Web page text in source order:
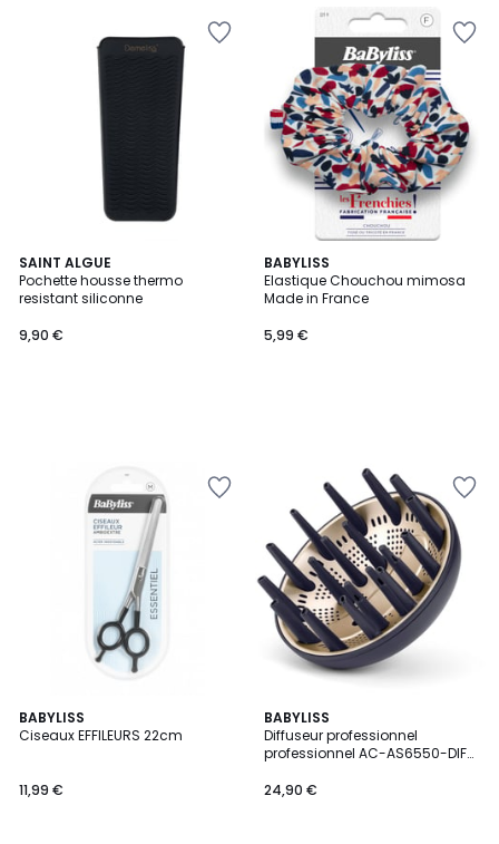
SAINT ALGUE
Pochette housse thermo
resistant siliconne
9,90 €
BABYLISS
Elastique Chouchou mimosa
Made in France
5,99 €
BABYLISS
Ciseaux EFFILEURS 22cm
11,99 €
BABYLISS
Diffuseur professionnel
professionnel AC-AS6550-DIF
24,90 €
4,8
/ 5